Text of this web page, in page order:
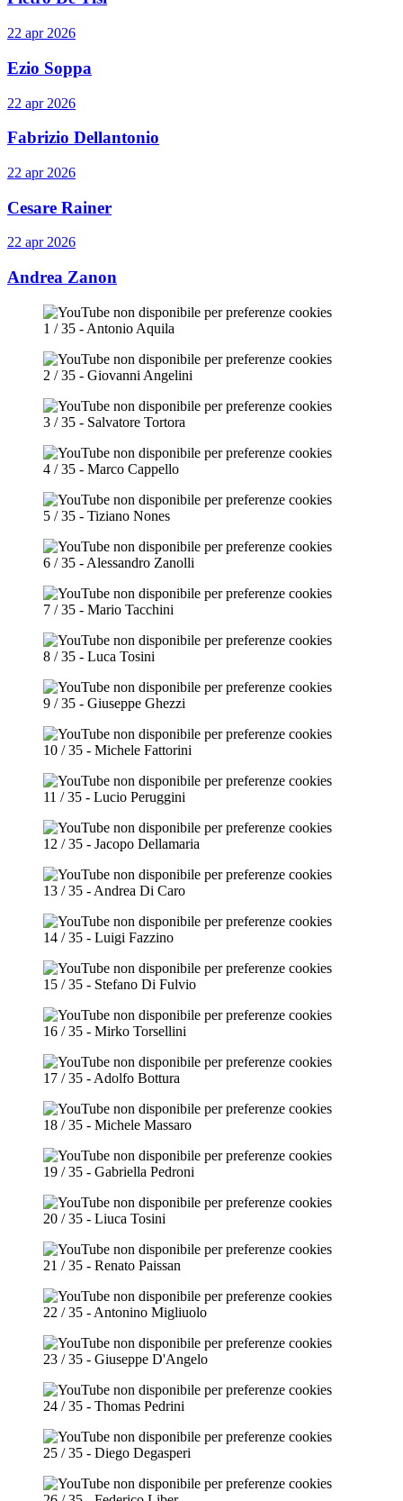
22 apr 2026
Ezio Soppa
22 apr 2026
Fabrizio Dellantonio
22 apr 2026
Cesare Rainer
22 apr 2026
Andrea Zanon
1 / 35 - Antonio Aquila
2 / 35 - Giovanni Angelini
3 / 35 - Salvatore Tortora
4 / 35 - Marco Cappello
5 / 35 - Tiziano Nones
6 / 35 - Alessandro Zanolli
7 / 35 - Mario Tacchini
8 / 35 - Luca Tosini
9 / 35 - Giuseppe Ghezzi
10 / 35 - Michele Fattorini
11 / 35 - Lucio Peruggini
12 / 35 - Jacopo Dellamaria
13 / 35 - Andrea Di Caro
14 / 35 - Luigi Fazzino
15 / 35 - Stefano Di Fulvio
16 / 35 - Mirko Torsellini
17 / 35 - Adolfo Bottura
18 / 35 - Michele Massaro
19 / 35 - Gabriella Pedroni
20 / 35 - Liuca Tosini
21 / 35 - Renato Paissan
22 / 35 - Antonino Migliuolo
23 / 35 - Giuseppe D'Angelo
24 / 35 - Thomas Pedrini
25 / 35 - Diego Degasperi